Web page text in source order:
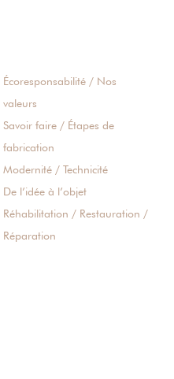
Écoresponsabilité / Nos
valeurs
Savoir faire / Étapes de
fabrication
Modernité / Technicité
De l’idée à l’objet
Réhabilitation / Restauration /
Réparation